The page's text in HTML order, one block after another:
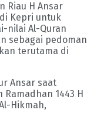
Riau H Ansar
Kepri untuk
nilai Al-Quran
sebagai pedoman
terutama di
Ansar saat
1443 H
Hikmah,